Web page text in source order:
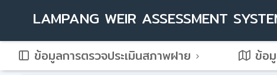
LAMPANG WEIR ASSESSMENT
ข้อมูลการตรวจประเมินสภาพฝาย ข้อ